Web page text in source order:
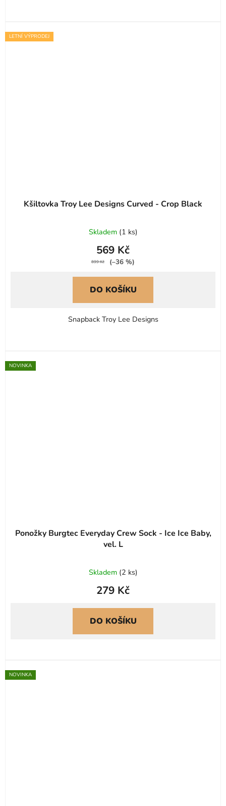
LETNÍ VÝPRODEJ
Kšiltovka Troy Lee Designs Curved - Crop Black
Skladem (1 ks)
569 Kč
899 Kč (–36 %)
DO KOŠÍKU
Snapback Troy Lee Designs
NOVINKA
Ponožky Burgtec Everyday Crew Sock - Ice Ice Baby,
vel. L
Skladem (2 ks)
279 Kč
DO KOŠÍKU
NOVINKA